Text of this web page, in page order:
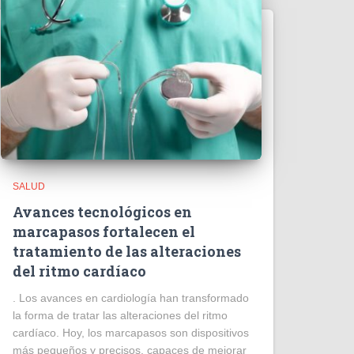
SALUD
Avances tecnológicos en
marcapasos fortalecen el
tratamiento de las alteraciones
del ritmo cardíaco
. Los avances en cardiología han transformado
la forma de tratar las alteraciones del ritmo
cardíaco. Hoy, los marcapasos son dispositivos
más pequeños y precisos, capaces de mejorar